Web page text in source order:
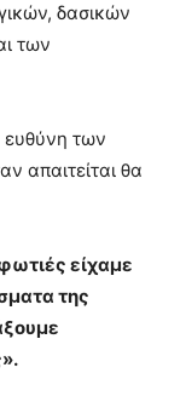
δασικών
των
ευθύνη των
απαιτείται θα
είχαμε
της